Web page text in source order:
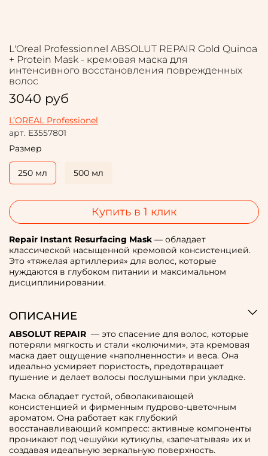
L’OREAL Professionel
арт. E3557801
L'Oreal Professionnel ABSOLUT REPAIR Gold Quinoa
+ Protein Mask - кремовая маска для
интенсивного восстановления поврежденных
волос
3040 руб
Купить в 1 клик
Размер
250 мл 500 мл
Repair Instant Resurfacing Mask — обладает
классической насыщенной кремовой консистенцией.
Это «тяжелая артиллерия» для волос, которые
нуждаются в глубоком питании и максимальном
дисциплинировании.
ОПИСАНИЕ
ABSOLUT REPAIR — это спасение для волос, которые
потеряли мягкость и стали «колючими», эта кремовая
маска дает ощущение «наполненности» и веса. Она
идеально усмиряет пористость, предотвращает
пушение и делает волосы послушными при укладке.
Маска обладает густой, обволакивающей
консистенцией и фирменным пудрово-цветочным
ароматом. Она работает как глубокий
восстанавливающий компресс: активные компоненты
проникают под чешуйки кутикулы, «запечатывая» их и
создавая идеальную зеркальную поверхность.